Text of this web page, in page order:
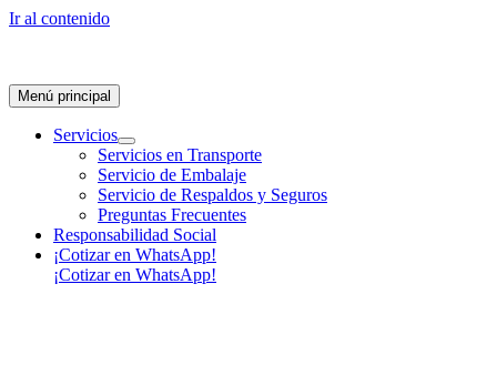
Ir al contenido
Menú principal
Servicios
Servicios en Transporte
Servicio de Embalaje
Servicio de Respaldos y Seguros
Preguntas Frecuentes
Responsabilidad Social
¡Cotizar en WhatsApp!
¡Cotizar en WhatsApp!